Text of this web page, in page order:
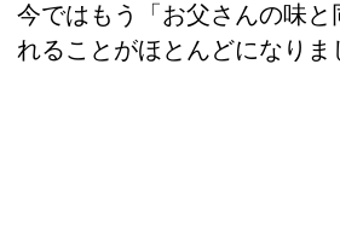
今ではもう「お父さんの味と
れることがほとんどになりま